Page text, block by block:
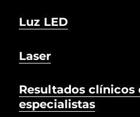
Luz LED
Laser
Resultados clínicos
especialistas